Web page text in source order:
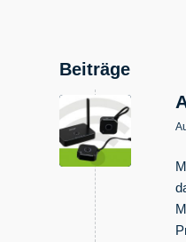
Beiträge